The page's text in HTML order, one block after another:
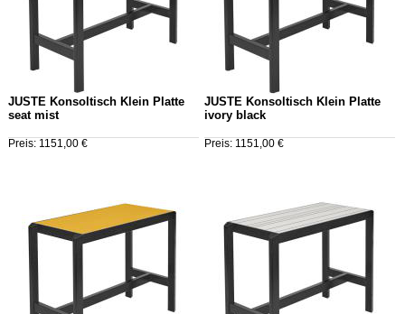
JUSTE Konsoltisch Klein Platte
seat mist
Preis: 1151,00 €
JUSTE Konsoltisch Klein Platte
ivory black
Preis: 1151,00 €